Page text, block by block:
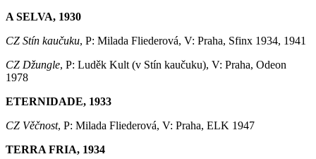
A SELVA, 1930
CZ Stín kaučuku, P: Milada Fliederová, V: Praha, Sfinx 1934, 1941
CZ Džungle, P: Luděk Kult (v Stín kaučuku), V: Praha, Odeon
1978
ETERNIDADE, 1933
CZ Věčnost, P: Milada Fliederová, V: Praha, ELK 1947
TERRA FRIA, 1934